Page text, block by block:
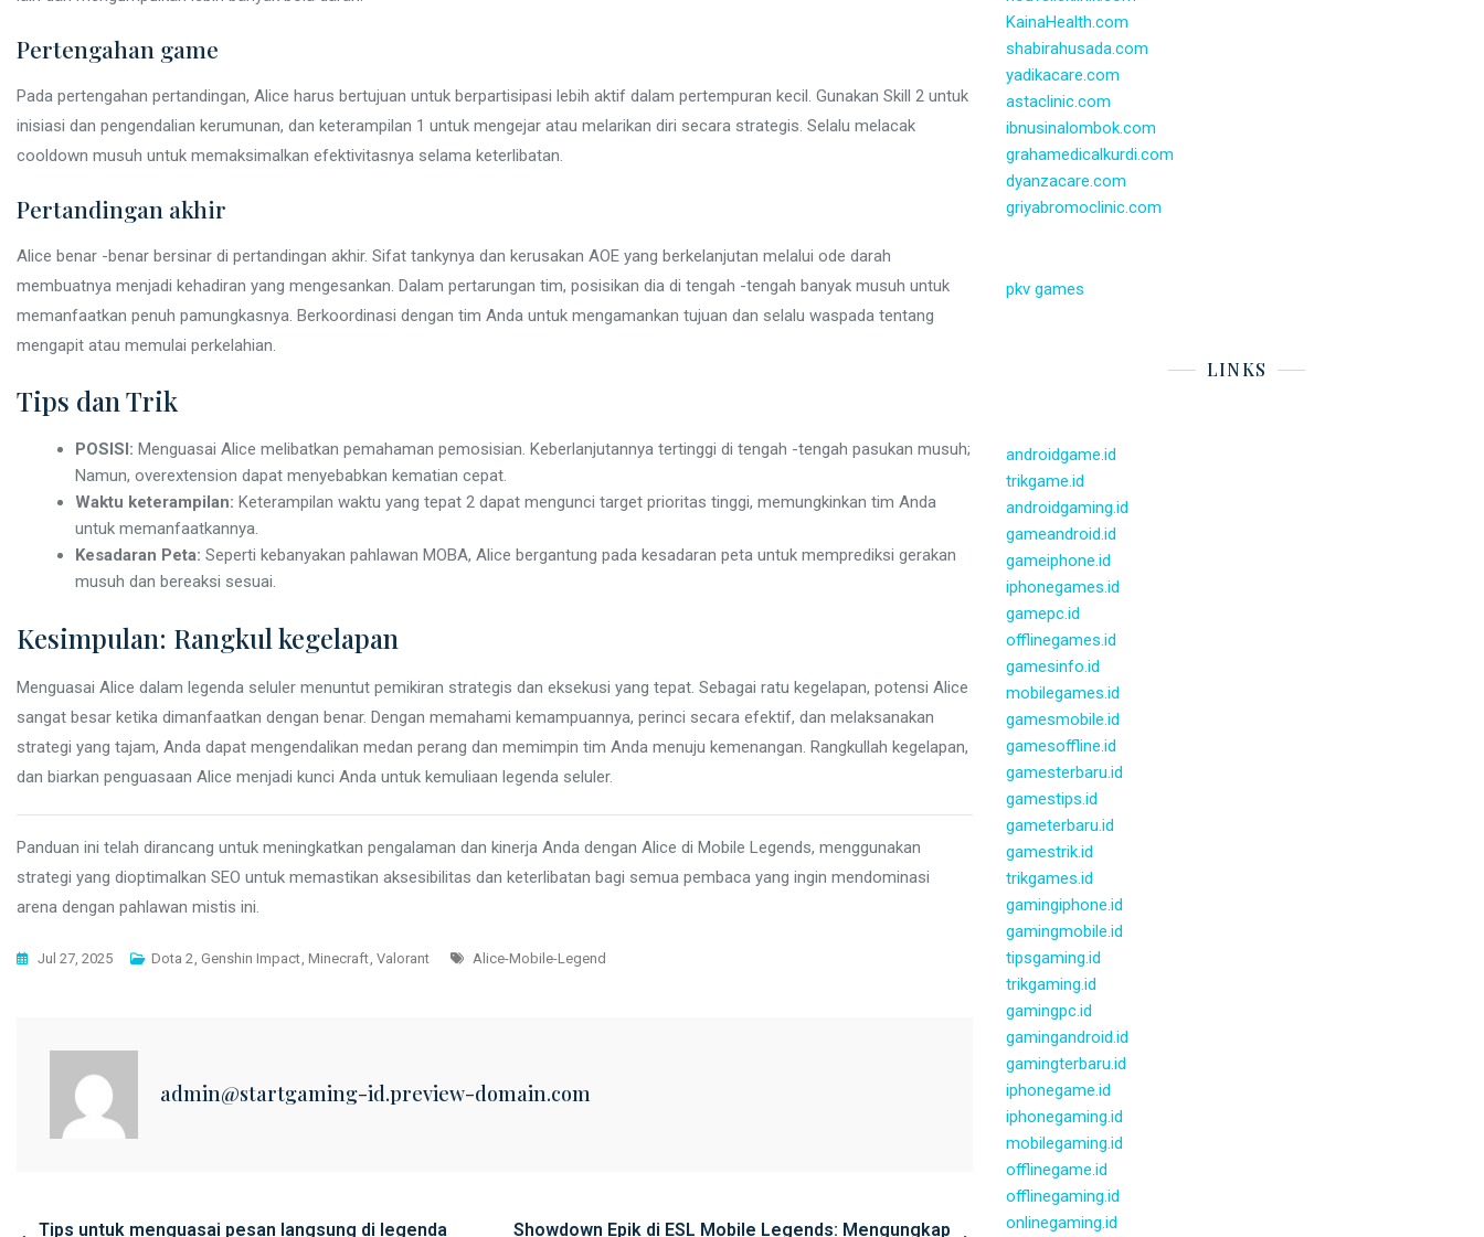
Pertengahan game
Pada pertengahan pertandingan, Alice harus bertujuan untuk berpartisipasi lebih aktif dalam pertempuran kecil. Gunakan Skill 2 untuk
inisiasi dan pengendalian kerumunan, dan keterampilan 1 untuk mengejar atau melarikan diri secara strategis. Selalu melacak
cooldown musuh untuk memaksimalkan efektivitasnya selama keterlibatan.
Pertandingan akhir
Alice benar -benar bersinar di pertandingan akhir. Sifat tankynya dan kerusakan AOE yang berkelanjutan melalui ode darah
membuatnya menjadi kehadiran yang mengesankan. Dalam pertarungan tim, posisikan dia di tengah -tengah banyak musuh untuk
memanfaatkan penuh pamungkasnya. Berkoordinasi dengan tim Anda untuk mengamankan tujuan dan selalu waspada tentang
mengapit atau memulai perkelahian.
Tips dan Trik
POSISI: Menguasai Alice melibatkan pemahaman pemosisian. Keberlanjutannya tertinggi di tengah -tengah pasukan musuh;
Namun, overextension dapat menyebabkan kematian cepat.
Waktu keterampilan: Keterampilan waktu yang tepat 2 dapat mengunci target prioritas tinggi, memungkinkan tim Anda
untuk memanfaatkannya.
Kesadaran Peta: Seperti kebanyakan pahlawan MOBA, Alice bergantung pada kesadaran peta untuk memprediksi gerakan
musuh dan bereaksi sesuai.
Kesimpulan: Rangkul kegelapan
Menguasai Alice dalam legenda seluler menuntut pemikiran strategis dan eksekusi yang tepat. Sebagai ratu kegelapan, potensi Alice
sangat besar ketika dimanfaatkan dengan benar. Dengan memahami kemampuannya, perinci secara efektif, dan melaksanakan
strategi yang tajam, Anda dapat mengendalikan medan perang dan memimpin tim Anda menuju kemenangan. Rangkullah kegelapan,
dan biarkan penguasaan Alice menjadi kunci Anda untuk kemuliaan legenda seluler.
Panduan ini telah dirancang untuk meningkatkan pengalaman dan kinerja Anda dengan Alice di Mobile Legends, menggunakan
strategi yang dioptimalkan SEO untuk memastikan aksesibilitas dan keterlibatan bagi semua pembaca yang ingin mendominasi
arena dengan pahlawan mistis ini.
Jul 27, 2025 Dota 2 Genshin Impact Minecraft Valorant Tags
Alice-Mobile-Legend
admin@startgaming-id.preview-domain.com
Tips untuk menguasai pesan langsung di legenda Showdown Epik di ESL Mobile Legends: Mengungkap
KainaHealth.com
shabirahusada.com
yadikacare.com
astaclinic.com
ibnusinalombok.com
grahamedicalkurdi.com
dyanzacare.com
griyabromoclinic.com
pkv games
LINKS
androidgame.id
trikgame.id
androidgaming.id
gameandroid.id
gameiphone.id
iphonegames.id
gamepc.id
offlinegames.id
gamesinfo.id
mobilegames.id
gamesmobile.id
gamesoffline.id
gamesterbaru.id
gamestips.id
gameterbaru.id
gamestrik.id
trikgames.id
gamingiphone.id
gamingmobile.id
tipsgaming.id
trikgaming.id
gamingpc.id
gamingandroid.id
gamingterbaru.id
iphonegame.id
iphonegaming.id
mobilegaming.id
offlinegame.id
offlinegaming.id
onlinegaming.id